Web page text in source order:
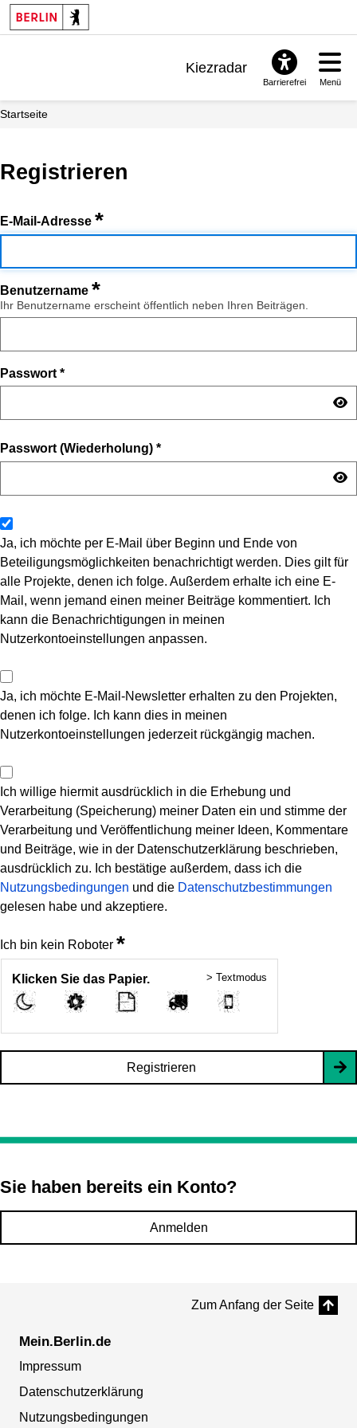
Kiezradar
Barrierefrei Menü
Startseite
Registrieren
E-Mail-Adresse *
Benutzername *
Ihr Benutzername erscheint öffentlich neben Ihren Beiträgen.
Passwort *
Passwort (Wiederholung) *
Ja, ich möchte per E-Mail über Beginn und Ende von
Beteiligungsmöglichkeiten benachrichtigt werden. Dies gilt für
alle Projekte, denen ich folge. Außerdem erhalte ich eine E-
Mail, wenn jemand einen meiner Beiträge kommentiert. Ich
kann die Benachrichtigungen in meinen
Nutzerkontoeinstellungen anpassen.
Ja, ich möchte E-Mail-Newsletter erhalten zu den Projekten,
denen ich folge. Ich kann dies in meinen
Nutzerkontoeinstellungen jederzeit rückgängig machen.
Ich willige hiermit ausdrücklich in die Erhebung und
Verarbeitung (Speicherung) meiner Daten ein und stimme der
Verarbeitung und Veröffentlichung meiner Ideen, Kommentare
und Beiträge, wie in der Datenschutzerklärung beschrieben,
ausdrücklich zu. Ich bestätige außerdem, dass ich die
Nutzungsbedingungen und die Datenschutzbestimmungen
gelesen habe und akzeptiere.
Ich bin kein Roboter *
Klicken Sie das Papier. > Textmodus
Registrieren
Sie haben bereits ein Konto?
Anmelden
Zum Anfang der Seite
Mein.Berlin.de
Impressum
Datenschutzerklärung
Nutzungsbedingungen